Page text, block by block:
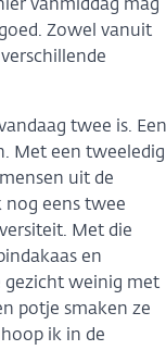
vanmiddag mag
Zowel vanuit
twee is. Een
Met een tweeledig
uit de
nog eens twee
Met die
en
gezicht weinig met
potje smaken ze
ik in de